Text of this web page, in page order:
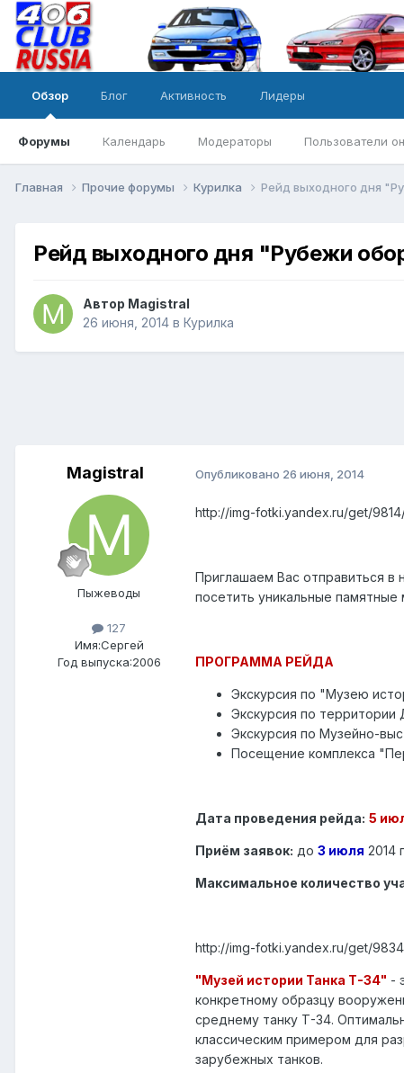
Обзор
Форумы Календарь Модераторы Пользователи
Блог Активность Лидеры
Главная Прочие форумы Курилка Рейд выходного дня
Рейд выходного дня "Рубежи
Автор Magistral
26 июня, 2014 в Курилка
Magistral
Пыжеводы
127
Имя:Сергей
Год выпуска:2006
Опубликовано 26 июня, 2014
http://img-fotki.yandex.ru/get/
Приглашаем Вас отправиться
посетить уникальные
ПРОГРАММА РЕЙДА
Экскурсия по "Музею
Экскурсия по
Экскурсия по Музейно-
Посещение комплекса
Дата проведения рейда: 5
Приём заявок: до 3 июля 2014
Максимальное количество
http://img-fotki.yandex.ru/get/
"Музей истории Танка Т-34" -
конкретному образцу
среднему танку Т-34.
классическим примером для
зарубежных танков.